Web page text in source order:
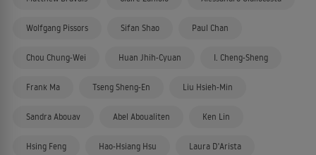
Wolfgang Pissors Sifan Shao Paul Chan
Chou Chung-Wei Huan Jhih-Cyuan I. Cheng-Sheng
Frank Ma Tseng Sheng-En Liu Hsieh-Min
Sandra Abouav Abel Aboualiten Ken Lin
Hsing Feng Hao-Hsiang Hsu Laura D'Arista